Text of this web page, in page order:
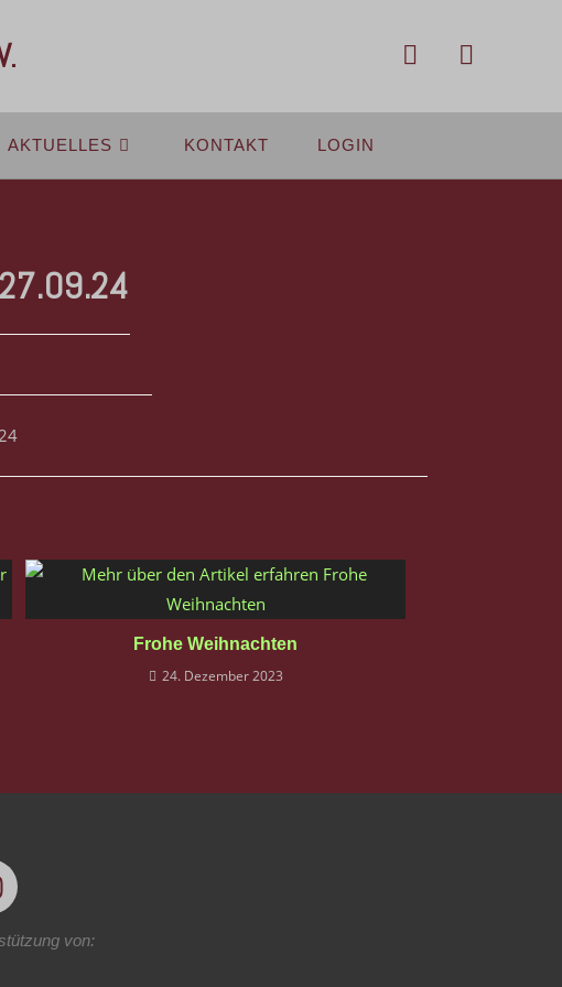
AKTUELLES KONTAKT LOGIN
Frohe Weihnachten
24. Dezember 2023
von: